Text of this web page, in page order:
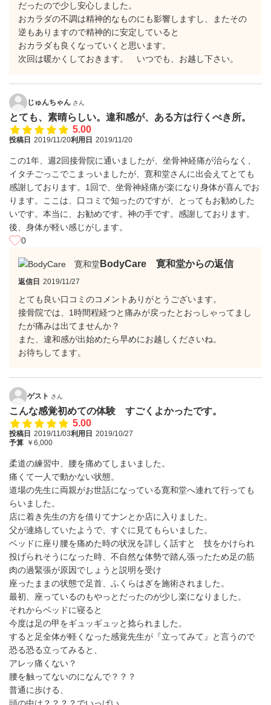
だったので少し安心しました。
おカラダの不調は精神的なものにも影響しますし、またその
逆もありますので精神的に安定していると
おカラダも良くなっていくと思います。
次回は暖かくしておきます。 いつでも、お越し下さい。
じゅんちゃん さん
とても、素晴らしい。違和感が、ある方は行くべき所。
5.00
投稿日 2019/11/20利用日 2019/11/20
この1年、週2回接骨院に通いましたが、坐骨神経痛が治らなく、
イタチごっこでこまっいましたが、寛和堂さんに出会えてとても
感謝しております。1回で、坐骨神経痛が楽になり身体が喜んでお
ります。ここは、口コミで知ったのですが、とってもお勧めした
いです。本当に、お勧めです。神の手です。感謝しております。
後、身体が軽い感じがします。
0
BodyCare 寛和堂からの返信
返信日 2019/11/27
とても良い口コミのコメントありがとうございます。
接骨院では、1時間程経つと痛みが戻ったとおっしゃってまし
たが痛みは出てませんか？
また、違和感が出始めたら早めにお越しくださいね。
お待ちしてます。
ゲスト さん
こんな感覚初めての体験 すごくよかったです。
5.00
投稿日 2019/11/03利用日 2019/10/27
予算 ￥6,000
柔道の練習中、腰を痛めてしまいました。
痛くて一人で動かない状態。
道場の先生に両親がお世話になっている寛和堂へ連れて行っても
らいました。
店に着き先生の方を借りてナンとか店に入りました。
父が連絡していたようで、すぐに見てもらいました。
ベッドに座り腰を痛めた時の状況を詳しく話すと 技をかけられ
投げられそうになった時、不自然な体勢で踏ん張ったため足の筋
肉の過緊張が原因でしょうと説明を受け
座ったままの状態で足首、ふくらはぎを施術されました。
最初、座っているのもやっとだったのが少し楽になりました。
それからベッドに寝ると
今度は足の甲をギュッギュッと捻られました。
すると足全体が軽くなった感覚先生が『立ってみて』と言うので
恐る恐る立ってみると、
アレッ痛くない？
腰を触ってないのになんで？？？
普通に歩ける、